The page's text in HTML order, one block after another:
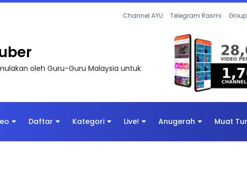
Channel AYU Telegram Rasmi
oleh Guru-Guru Malaysia untuk
Daftar Kategori Live! Anugerah Muat